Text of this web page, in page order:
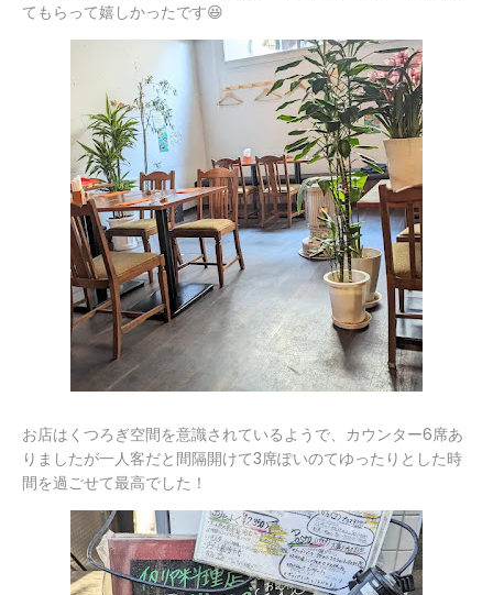
てもらって嬉しかったです😆
お店はくつろぎ空間を意識されているようで、カウンター6席あ
りましたが一人客だと間隔開けて3席ぽいのてゆったりとした時
間を過ごせて最高でした！